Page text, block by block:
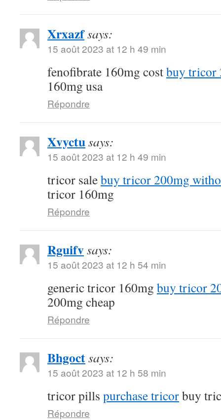
Xrxazfsays:
15 août 2023 at 12 h 49 min
fenofibrate 160mg costbuy tricor
160mg usa
Répondre
Xvyctusays:
15 août 2023 at 12 h 49 min
tricor salebuy tricor 200mg
tricor 160mg
Répondre
Rguifvsays:
15 août 2023 at 12 h 54 min
generic tricor 160mg buy tricor
200mg cheap
Répondre
Bhgoctsays:
15 août 2023 at 12 h 58 min
tricor pills purchase tricorbuy
Répondre